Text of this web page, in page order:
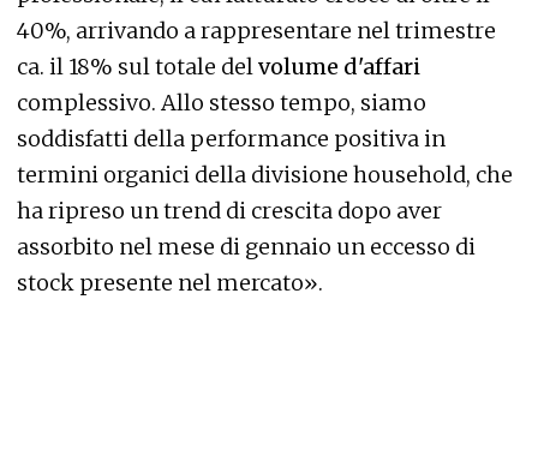
40%, arrivando a rappresentare nel trimestre
ca. il 18% sul totale delvolume d'affari
complessivo. Allo stesso tempo, siamo
soddisfatti della performance positiva in
termini organici della divisione household, che
ha ripreso un trend di crescita dopo aver
assorbito nel mese di gennaio un eccesso di
stock presente nel mercato».